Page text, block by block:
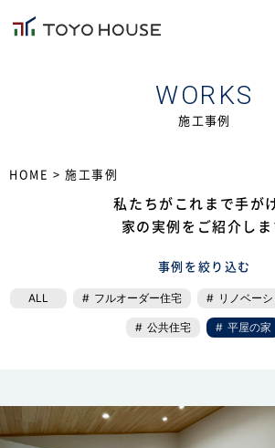
TOYOHOUSEの家づくり
会社情報
0120-255-269
WORKS
施工事例
HOME > 施工事例
私たちがこれまで手が
家の実例をご紹介しま
事例を絞り込む
ALL フルオーダー住宅 リノベー
公共住宅 平屋の家